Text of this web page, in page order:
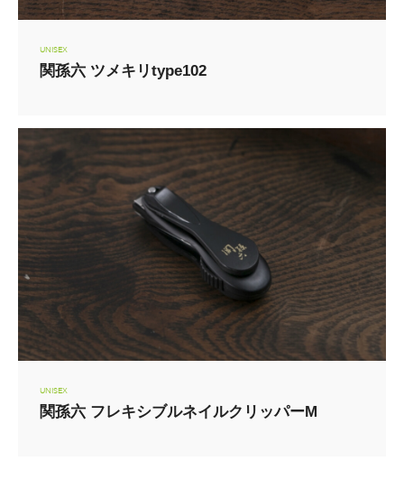
UNISEX
関孫六 ツメキリtype102
UNISEX
関孫六 フレキシブルネイルクリッパーM